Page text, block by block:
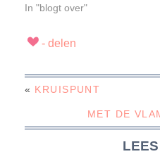
In "blogt over"
« KRUISPUNT
MET DE